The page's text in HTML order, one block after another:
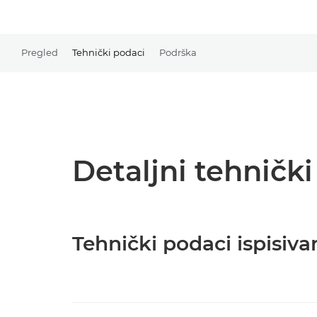
Pregled Tehnički podaci Podrška
Detaljni
Tehnički podaci